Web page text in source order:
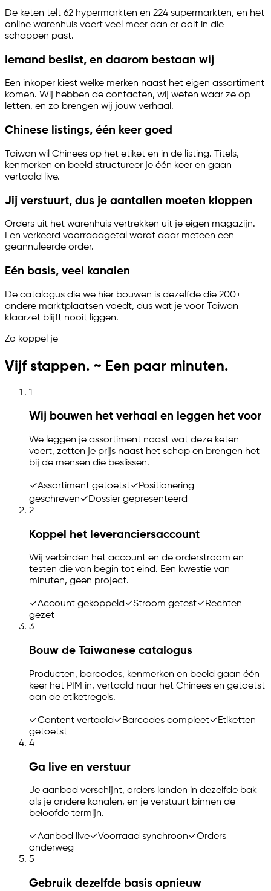
De keten telt 62 hypermarkten en 224 supermarkten, en het
online warenhuis voert veel meer dan er ooit in die
schappen past.
Iemand beslist, en daarom bestaan wij
Een inkoper kiest welke merken naast het eigen assortiment
komen. Wij hebben de contacten, wij weten waar ze op
letten, en zo brengen wij jouw verhaal.
Chinese listings, één keer goed
Taiwan wil Chinees op het etiket en in de listing. Titels,
kenmerken en beeld structureer je één keer en gaan
vertaald live.
Jij verstuurt, dus je aantallen moeten kloppen
Orders uit het warenhuis vertrekken uit je eigen magazijn.
Een verkeerd voorraadgetal wordt daar meteen een
geannuleerde order.
Eén basis, veel kanalen
De catalogus die we hier bouwen is dezelfde die 200+
andere marktplaatsen voedt, dus wat je voor Taiwan
klaarzet blijft nooit liggen.
Zo koppel je
Vijf stappen. ~ Een paar minuten.
1
Wij bouwen het verhaal en leggen het voor
We leggen je assortiment naast wat deze keten
voert, zetten je prijs naast het schap en brengen het
bij de mensen die beslissen.
✓Assortiment getoetst✓Positionering
geschreven✓Dossier gepresenteerd
2
Koppel het leveranciersaccount
Wij verbinden het account en de orderstroom en
testen die van begin tot eind. Een kwestie van
minuten, geen project.
✓Account gekoppeld✓Stroom getest✓Rechten
gezet
3
Bouw de Taiwanese catalogus
Producten, barcodes, kenmerken en beeld gaan één
keer het PIM in, vertaald naar het Chinees en getoetst
aan de etiketregels.
✓Content vertaald ✓Barcodes compleet✓Etiketten
getoetst
4
Ga live en verstuur
Je aanbod verschijnt, orders landen in dezelfde bak
als je andere kanalen, en je verstuurt binnen de
beloofde termijn.
✓Aanbod live✓Voorraad synchroon✓Orders
onderweg
5
Gebruik dezelfde basis opnieuw